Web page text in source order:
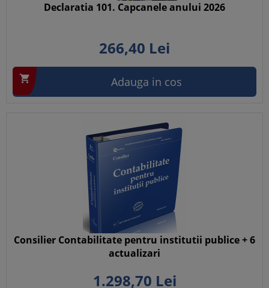
Declaratia 101. Capcanele anului 2026
266,40 Lei
 Adauga in cos
Consilier Contabilitate pentru institutii publice + 6
actualizari
1.298,70 Lei